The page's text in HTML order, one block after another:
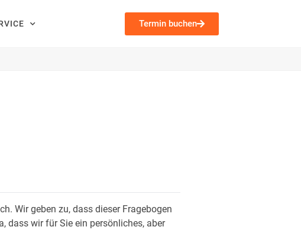
Termin buchen
Wir geben zu, dass dieser Fragebogen
dass wir für Sie ein persönliches, aber